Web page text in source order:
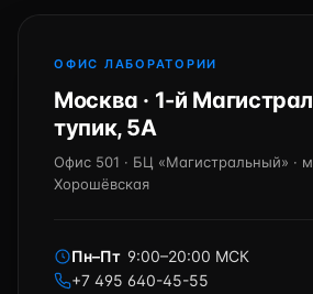
ОФИС ЛАБОРАТОРИИ
Москва · 1-й
тупик, 5А
Офис 501 · БЦ «Магистральный» ·
Хорошёвская
Пн–Пт 9:00–20:00 МСК
+7 495 640-45-55